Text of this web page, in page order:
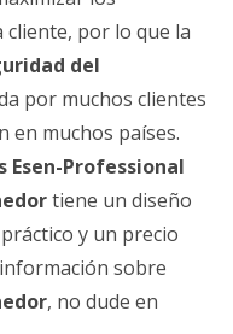
cliente, por lo que la
del
por muchos clientes
en muchos países.
Esen-Professional
tiene un diseño
y un precio
sobre
, no dude en